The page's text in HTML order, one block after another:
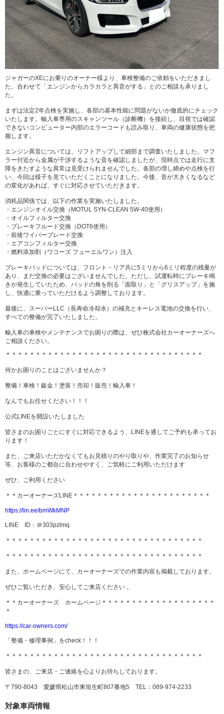
ジャガーのXEにお乗りのオーナー様より、車検整備のご依頼をいただきまし
た。合わせて「エンジンからカラカラと異音がする」とのご相談も承りまし
た。
まずは法定2年点検を実施し、各部の基本性能に問題がないか徹底的にチェック
いたします。輸入車専用のスキャンツール（診断機）を接続し、目視では確認
できないコンピューター内部のエラーコードも読み取り、車両の健康状態を把
握します。
エンジン異音については、リフトアップして細部まで調査いたしました。マフ
ラー付近から金属が干渉するような音を確認しましたが、現時点では走行に支
障をきたすような異常は見受けられませんでした。各部の増し締めや点検を行
い、今回は様子を見ていただくことになりました。今後、音が大きくなるなど
の変化があれば、すぐに対応させていただきます。
消耗品関係では、以下の作業を実施いたしました。
・エンジンオイル交換（MOTUL SYN-CLEAN 5W-40使用）
・オイルフィルター交換
・ブレーキフルード交換（DOT6使用）
・前後ワイパーブレード交換
・エアコンフィルター交換
・燃料添加剤（ワコーズ フューエルワン）注入
ブレーキパッドについては、フロント・リア共に5ミリから6ミリ程度の残量が
あり、まだ交換の必要はございませんでした。ただし、試運転時にブレーキ鳴
きが発生していたため、パッドの角を削る「面取り」と「グリスアップ」を施
し、快適に乗っていただけるよう調整しております。
最後に、スーパーLLC（長寿命冷却水）の補充とキーレス電池の交換を行い、
すべての整備が完了いたしました。
輸入車の車検やメンテナンスでお困りの際は、ぜひ株式会社カーオーナーズへ
ご相談ください。
＊＊＊＊＊＊＊＊＊＊＊＊＊＊＊＊＊＊＊＊＊＊＊＊＊＊＊＊＊＊＊＊＊
何かお困りのことはございませんか？
整備！車検！鈑金！塗装！売却！販売！輸入車！
なんでもお任せください！！！
公式LINEを開設いたしました
皆さまのお困りごとにすぐに対応できるよう、LINEを通してご予約も承ってお
ります！
また、ご来店いただかなくてもお見積りのやり取りや、作業完了のお知らせ
等、お客様のご都合に合わせやすく、ご気軽にご利用いただけます
ぜひ、ご利用ください
＊＊カーオーナーズLINE＊＊＊＊＊＊＊＊＊＊＊＊＊＊＊＊＊＊＊＊＊＊＊
https://lin.ee/bmWkMNP
LINE ID：＠303pzlmq
＊＊＊＊＊＊＊＊＊＊＊＊＊＊＊＊＊＊＊＊＊＊＊＊＊＊＊＊＊＊＊＊＊
＊＊＊＊＊＊＊＊＊＊＊＊＊＊＊＊＊＊＊＊＊＊＊＊＊＊＊＊＊＊＊＊＊
また、ホームページにて、カーオーナーズでの作業内容も掲載しております。
ぜひご覧いただき、安心してご来店ください 。
＊＊カーオーナーズ ホームページ＊＊＊＊＊＊＊＊＊＊＊＊＊＊＊＊＊＊＊
＊
https://car-owners.com/
「整備・修理事例」をcheck！！！
＊＊＊＊＊＊＊＊＊＊＊＊＊＊＊＊＊＊＊＊＊＊＊＊＊＊＊＊＊＊＊＊＊
皆さまの、ご来店・ご連絡を心よりお待ちしております。
〒790-8043 愛媛県松山市東垣生町807番地5 TEL：089-974-2233
対象車両情報